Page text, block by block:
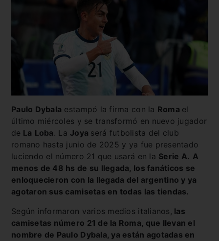
Paulo Dybala estampó la firma con la Roma el
último miércoles y se transformó en nuevo jugador
de La Loba. La Joya será futbolista del club
romano hasta junio de 2025 y ya fue presentado
luciendo el número 21 que usará en la Serie A. A
menos de 48 hs de su llegada, los fanáticos se
enloquecieron con la llegada del argentino y ya
agotaron sus camisetas en todas las tiendas.
Según informaron varios medios italianos, las
camisetas número 21 de la Roma, que llevan el
nombre de Paulo Dybala, ya están agotadas en